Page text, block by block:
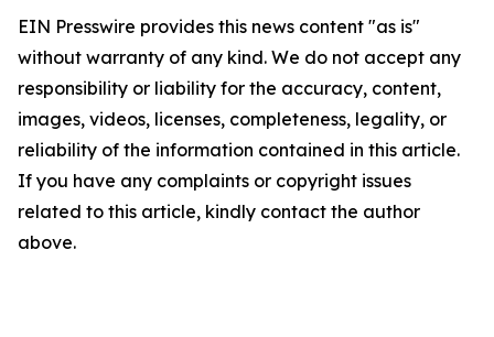
EIN Presswire provides this news content "as is"
without warranty of any kind. We do not accept any
responsibility or liability for the accuracy, content,
images, videos, licenses, completeness, legality, or
reliability of the information contained in this article.
If you have any complaints or copyright issues
related to this article, kindly contact the author
above.